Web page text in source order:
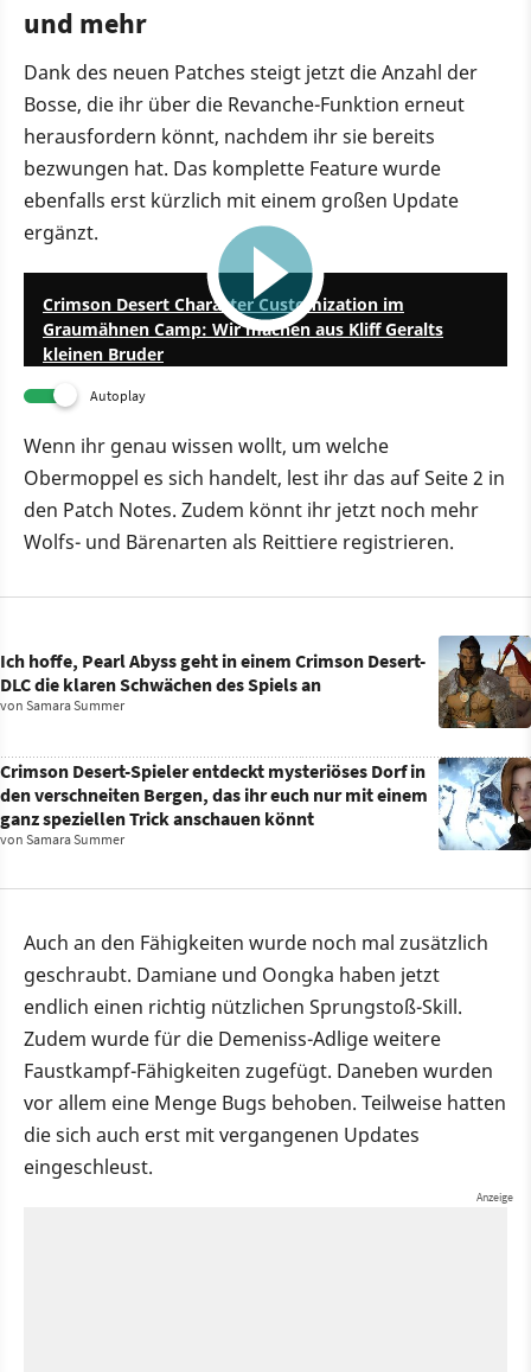
und mehr
Dank des neuen Patches steigt jetzt die Anzahl der
Bosse, die ihr über die Revanche-Funktion erneut
herausfordern könnt, nachdem ihr sie bereits
bezwungen hat. Das komplette Feature wurde
ebenfalls erst kürzlich mit einem großen Update
ergänzt.
Crimson Desert Character Customization im
Graumähnen Camp: Wir machen aus Kliff Geralts
kleinen Bruder
Autoplay
Wenn ihr genau wissen wollt, um welche
Obermoppel es sich handelt, lest ihr das auf Seite 2 in
den Patch Notes. Zudem könnt ihr jetzt noch mehr
Wolfs- und Bärenarten als Reittiere registrieren.
Ich hoffe, Pearl Abyss geht in einem Crimson Desert-
DLC die klaren Schwächen des Spiels an
von Samara Summer
Crimson Desert-Spieler entdeckt mysteriöses Dorf in
den verschneiten Bergen, das ihr euch nur mit einem
ganz speziellen Trick anschauen könnt
von Samara Summer
Auch an den Fähigkeiten wurde noch mal zusätzlich
geschraubt. Damiane und Oongka haben jetzt
endlich einen richtig nützlichen Sprungstoß-Skill.
Zudem wurde für die Demeniss-Adlige weitere
Faustkampf-Fähigkeiten zugefügt. Daneben wurden
vor allem eine Menge Bugs behoben. Teilweise hatten
die sich auch erst mit vergangenen Updates
eingeschleust.